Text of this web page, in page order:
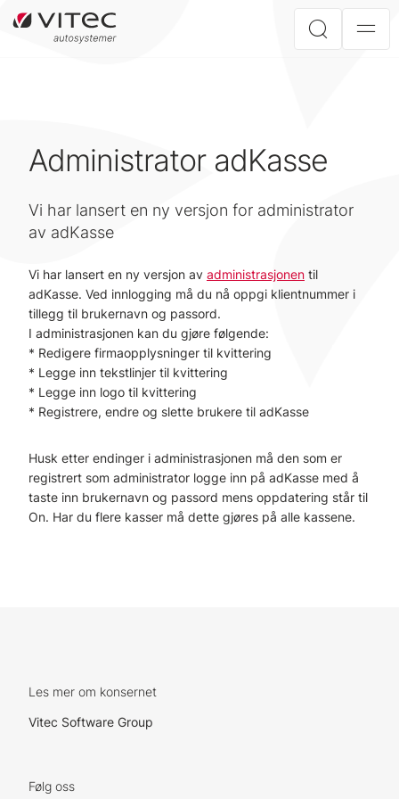
Administrator adKasse
Vi har lansert en ny versjon for administrator
av adKasse
Vi har lansert en ny versjon av administrasjonen til
adKasse. Ved innlogging må du nå oppgi klientnummer i
tillegg til brukernavn og passord.
I administrasjonen kan du gjøre følgende:
* Redigere firmaopplysninger til kvittering
* Legge inn tekstlinjer til kvittering
* Legge inn logo til kvittering
* Registrere, endre og slette brukere til adKasse
Husk etter endinger i administrasjonen må den som er
registrert som administrator logge inn på adKasse med å
taste inn brukernavn og passord mens oppdatering står til
On. Har du flere kasser må dette gjøres på alle kassene.
Les mer om konsernet
Vitec Software Group
Følg oss